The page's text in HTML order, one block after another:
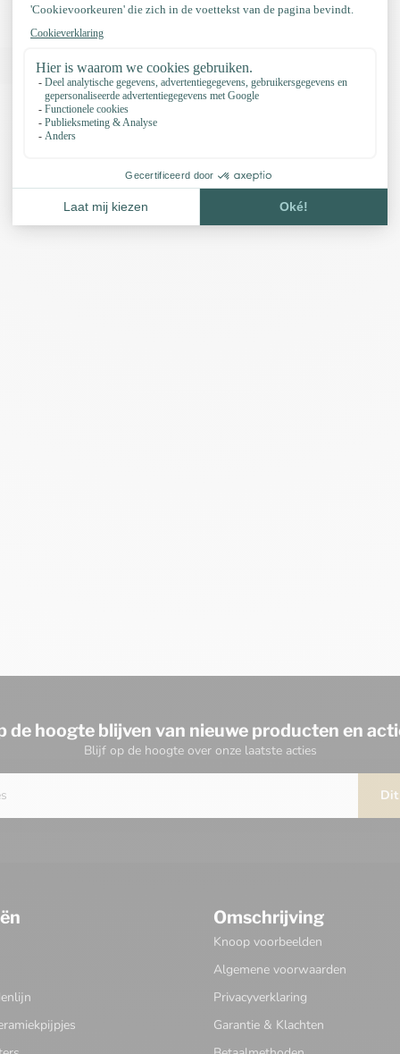
de hoogte blijven van nieuwe producten en
Blijf op de hoogte over onze laatste acties
Omschrijving
Knoop voorbeelden
Algemene voorwaarden
Privacyverklaring
Garantie & Klachten